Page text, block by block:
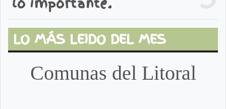
lo importante.
LO MÁS LEIDO DEL MES
Comunas del Litoral